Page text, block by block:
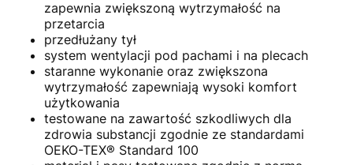
zapewnia zwiększoną wytrzymałość na
przetarcia
przedłużany tył
system wentylacji pod pachami i na plecach
staranne wykonanie oraz zwiększona
wytrzymałość zapewniają wysoki komfort
użytkowania
testowane na zawartość szkodliwych dla
zdrowia substancji zgodnie ze standardami
OEKO-TEX® Standard 100